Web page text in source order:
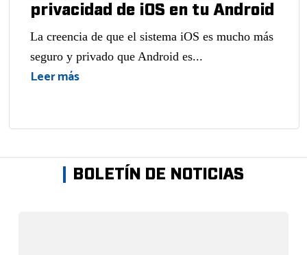
privacidad de iOS en tu Android
La creencia de que el sistema iOS es mucho más
seguro y privado que Android es...
Leer más
BOLETÍN DE NOTICIAS